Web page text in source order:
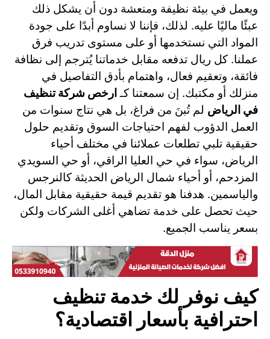
ويعمل في بيئة نظيفة ومنعشة دون أن يشكل ذلك
عبئًا ماليًا عليه. لذلك، فإننا لا نساوم أبدًا على جودة
المواد التي نستخدمها أو على مستوى تدريب فرق
عملنا. كل ريال تدفعه مقابل خدماتنا يُترجم إلى نظافة
فائقة، وتعقيم فعال، واهتمام بأدق التفاصيل في
منزلك أو مكتبك. إن سمعتنا كـ ارخص شركة تنظيف
في الرياض لم تُبنَ من فراغ، بل هي نتاج سنوات من
العمل الدؤوب لفهم احتياجات السوق وتقديم حلول
حقيقية تلبي تطلعات عملائنا في مختلف أحياء
الرياض، سواء في حي العليا الراقي، أو حي السويدي
المزدحم، أو أحياء شمال الرياض الحديثة كالنرجس
والياسمين. هدفنا هو تقديم قيمة حقيقية مقابل المال،
حيث تحصل على خدمة تضاهي أغلى الشركات ولكن
بسعر يناسب الجميع.
كيف نوفر لك خدمة تنظيف
احترافية بأسعار اقتصادية؟